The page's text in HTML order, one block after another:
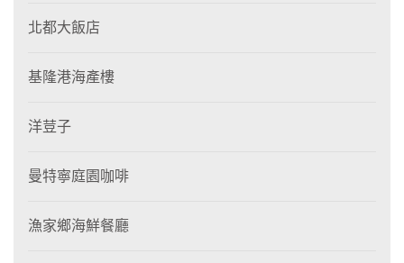
北都大飯店
基隆港海產樓
洋荳子
曼特寧庭園咖啡
漁家鄉海鮮餐廳